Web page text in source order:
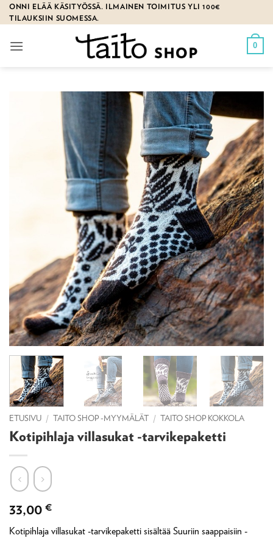
Skip
to
ONNI ELÄÄ KÄSITYÖSSÄ. ILMAINEN TOIMITUS YLI 100€
TILAUKSIIN SUOMESSA.
0
ETUSIVU / TAITO SHOP -MYYMÄLÄT / TAITO SHOP KOKKOLA
Kotipihlaja villasukat -tarvikepaketti
33,00 €
Kotipihlaja villasukat -tarvikepaketti sisältää Suuriin saappaisiin -